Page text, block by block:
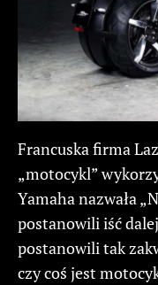
Francuska firma
„motocykl”
Yamaha nazwała
postanowili iść
postanowili tak
czy coś jest